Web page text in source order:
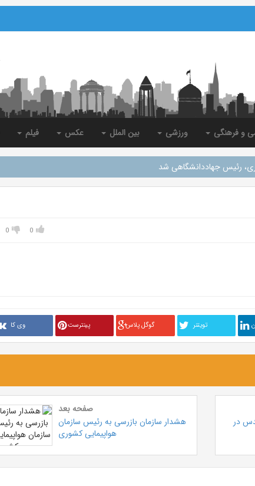
و فرهنگی ورزشی بین الملل عکس فیلم
رئیس جهاددانشگاهی شد
0
0
تويتنر گوگل پلاس پینترست وی کا
مقدس در
صفحه بعد
هشدار سازمان بازرسی به رئیس سازمان
هواپیمایی کشوری